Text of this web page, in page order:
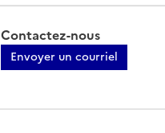
Contactez-nous
Envoyer un courriel